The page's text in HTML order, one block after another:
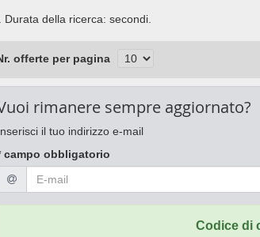
. Durata della ricerca: secondi.
offerte per pagina
rimanere sempre aggiornato?
il tuo indirizzo e-mail
campo obbligatorio
Codice di